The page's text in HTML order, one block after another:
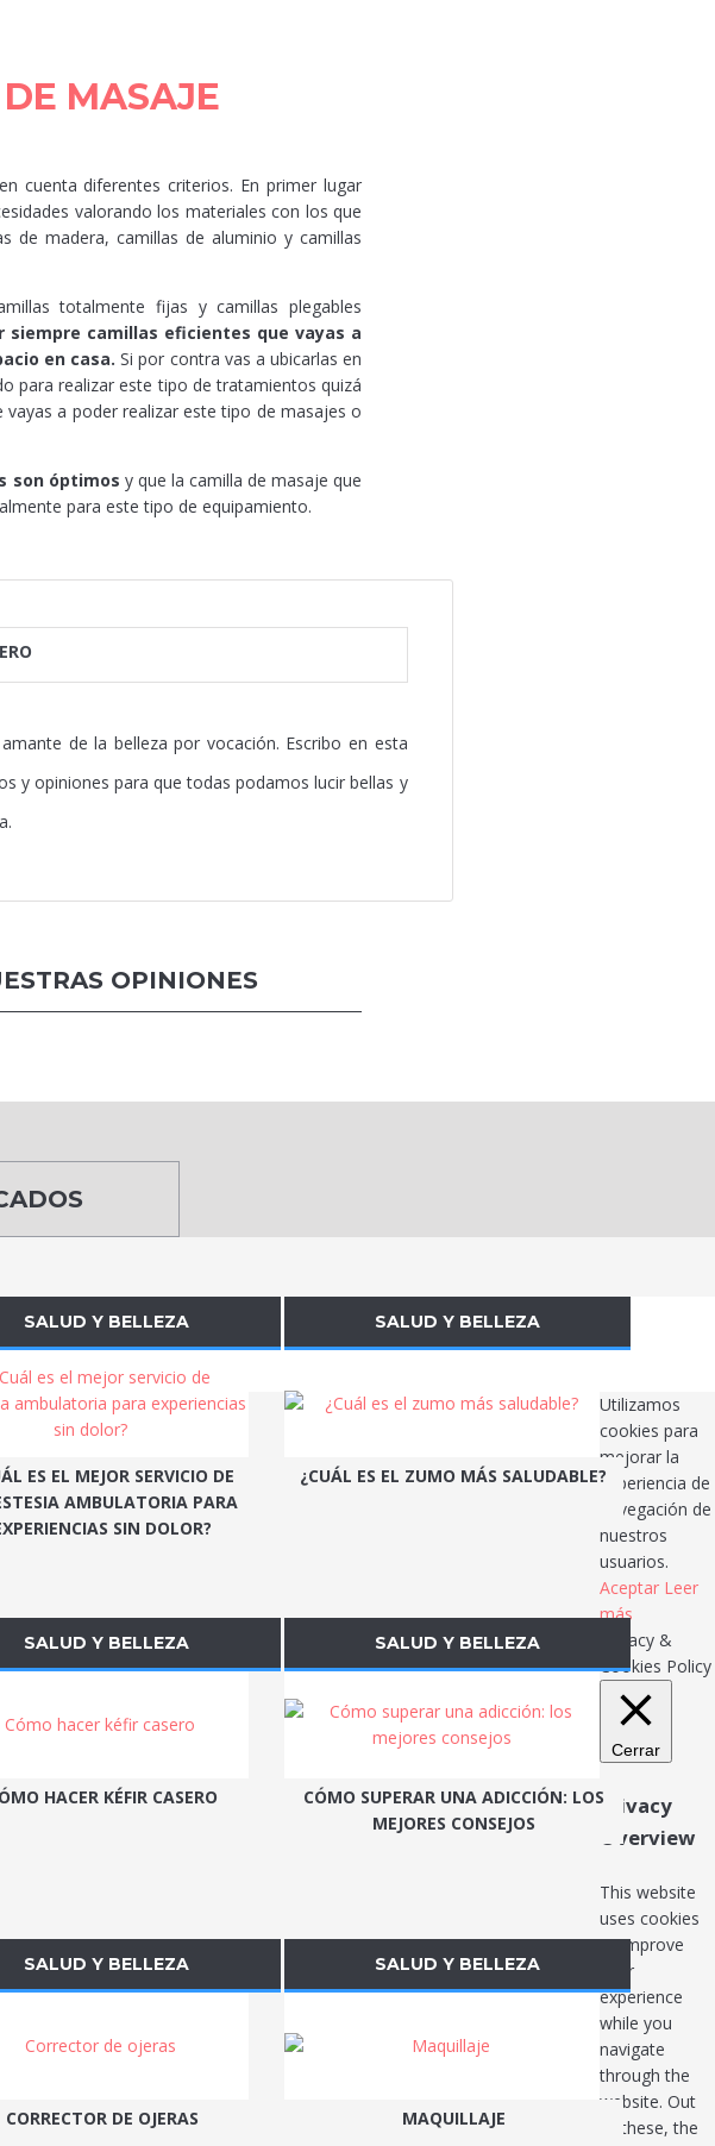
MASAJE
cuenta diferentes criterios. En primer lugar
valorando los materiales con los que
de madera, camillas de aluminio y camillas
totalmente fijas y camillas plegables
siempre camillas eficientes que vayas a
en casa. Si por contra vas a ubicarlas en
para realizar este tipo de tratamientos quizá
a poder realizar este tipo de masajes o
son óptimos y que la camilla de masaje que
para este tipo de equipamiento.
de la belleza por vocación. Escribo en esta
y opiniones para que todas podamos lucir bellas y
OPINIONES
SALUD Y BELLEZA
ES EL MEJOR SERVICIO DE
AMBULATORIA PARA
SIN DOLOR?
SALUD Y BELLEZA
¿CUÁL ES EL ZUMO MÁS SALUDABLE?
SALUD Y BELLEZA
HACER KÉFIR CASERO
SALUD Y BELLEZA
CÓMO SUPERAR UNA ADICCIÓN: LOS
MEJORES CONSEJOS
SALUD Y BELLEZA
CORRECTOR DE OJERAS
SALUD Y BELLEZA
MAQUILLAJE
Utilizamos
cookies para
mejorar la
experiencia de
navegación de
nuestros
usuarios.
Aceptar Leer
más
Privacy &
Cookies Policy
Cerrar
Privacy
Overview
This website
uses cookies
to improve
your
experience
while you
navigate
through the
website. Out
of these, the